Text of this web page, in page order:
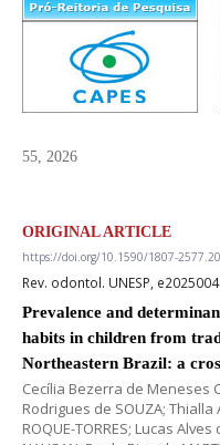
55, 2026
ORIGINAL ARTICLE
https://doi.org/10.1590/1807-
Rev. odontol. UNESP,
Prevalence and
habits in children from
Northeastern Brazil: a
Cecília Bezerra de Meneses
Rodrigues de SOUZA; Thialla
ROQUE-TORRES; Lucas